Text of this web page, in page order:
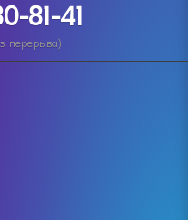
81-41
перерыва)